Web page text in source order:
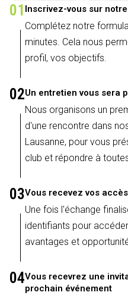
01 Inscrivez-vous sur
Complétez notre
minutes. Cela nous
profil, vos objectifs.
02Un entretien vous sera
Nous organisons un
d'une rencontre dans
Lausanne, pour vous
club et répondre à
03Vous recevez vos
Une fois l'échange
identifiants pour
avantages et
04Vous recevrez une
prochain événement